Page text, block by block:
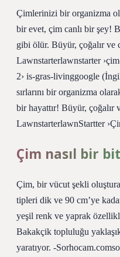
Çimlerinizi bir organizma
bir evet, çim canlı bir şey!
gibi ölür. Büyür, çoğalır ve
Lawnstarterlawnstarter
2› is-gras-livinggoogle
sırlarını bir organizma
bir hayattır! Büyür, çoğalır
LawnstarterlawnStartter
Çim nasıl bir
Çim, bir vücut şekli
tipleri dik ve 90 cm’ye
yeşil renk ve yaprak
Bakakçik topluluğu
yaratıyor. -